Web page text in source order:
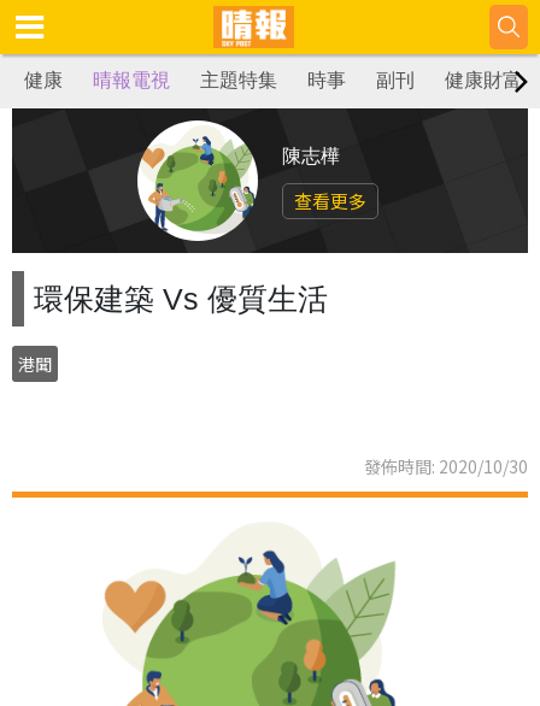
健康 晴報電視 主題特集 時事 副刊 健康財富
陳志樺
查看更多
環保建築 Vs 優質生活
港聞
發佈時間: 2020/10/30